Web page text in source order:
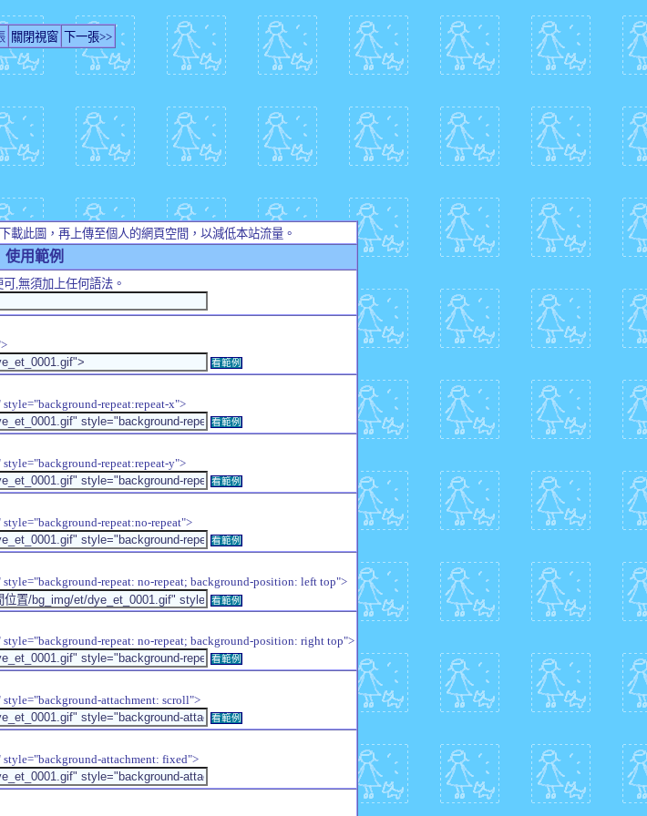
關閉視窗 下一張>>
此圖，再上傳至個人的網頁空間，以減低本站流量。
使用範例
,無須加上任何語法。
看範例
repeat:repeat-x">
看範例
repeat:repeat-y">
看範例
repeat:no-repeat">
看範例
repeat: no-repeat; background-position: left top">
看範例
repeat: no-repeat; background-position: right top">
看範例
attachment: scroll">
看範例
attachment: fixed">